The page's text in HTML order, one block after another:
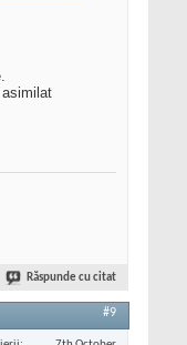
Răspunde cu citat
#9